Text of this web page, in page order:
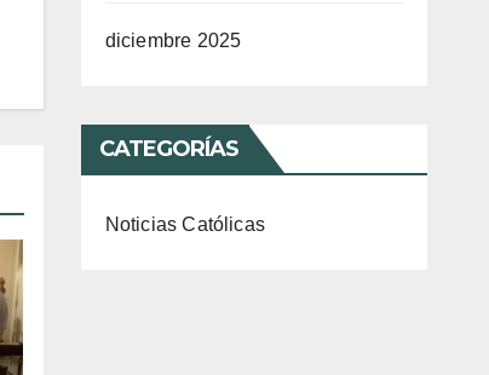
diciembre 2025
CATEGORÍAS
Noticias Católicas